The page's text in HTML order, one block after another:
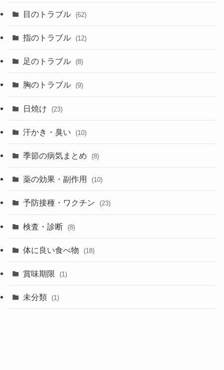
目のトラブル (62)
指のトラブル (12)
足のトラブル (8)
胸のトラブル (9)
日焼け (23)
汗かき・臭い (10)
季節の病気まとめ (8)
薬の効果・副作用 (10)
予防接種・ワクチン (23)
検査・診断 (8)
体に良い食べ物 (18)
賞味期限 (1)
未分類 (1)